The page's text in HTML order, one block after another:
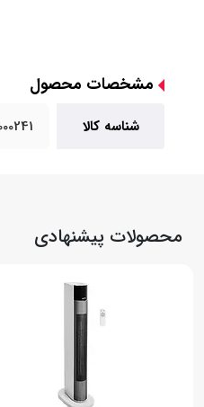
مشخصات محصول
شناسه کالا
محصولات پیشنهادی